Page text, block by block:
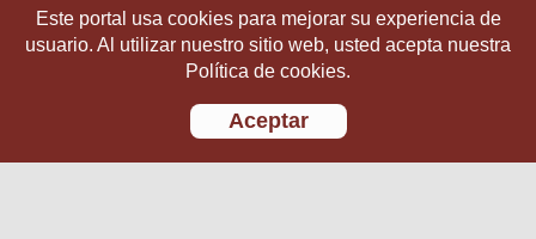
Este portal usa cookies para mejorar su experiencia de
usuario. Al utilizar nuestro sitio web, usted acepta nuestra
Política de cookies.
Aceptar